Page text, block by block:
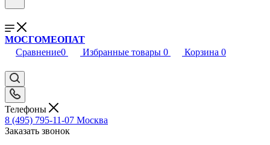
МОСГОМЕОПАТ
Сравнение0 Избранные товары 0 Корзина 0
Телефоны
8 (495) 795-11-07 Москва
Заказать звонок